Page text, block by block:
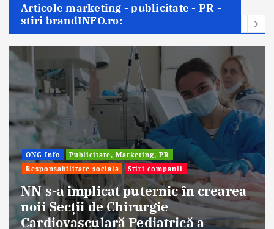
Articole marketing - publicitate - PR -
stiri brandINFO.ro:
ONG Info
Publicitate, Marketing, PR
Responsabilitate sociala
Stiri companii
NN s-a implicat puternic în crearea
noii Secții de Chirurgie
Cardiovasculară Pediatrică a